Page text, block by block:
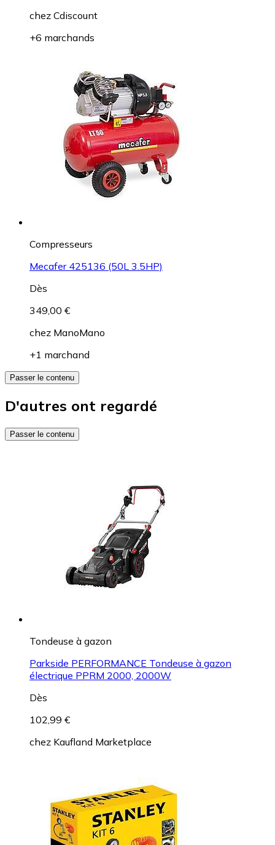
chez Cdiscount
+6 marchands
Compresseurs
Mecafer 425136 (50L 3.5HP)
Dès
349,00 €
chez ManoMano
+1 marchand
Passer le contenu
D'autres ont regardé
Passer le contenu
Tondeuse à gazon
Parkside PERFORMANCE Tondeuse à gazon
électrique PPRM 2000, 2000W
Dès
102,99 €
chez Kaufland Marketplace